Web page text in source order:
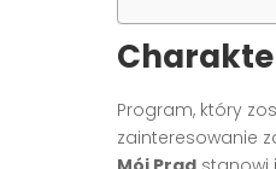
Program, który
zainteresowanie